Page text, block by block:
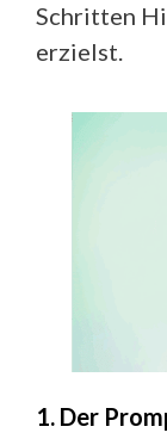
Schritten
erzielst.
1. Der